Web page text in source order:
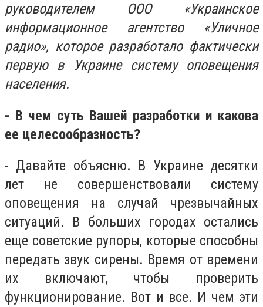
руководителем ООО «Украинское
информационное агентство «Уличное
радио», которое разработало фактически
первую в Украине систему оповещения
населения.
- В чем суть Вашей разработки и какова
ее целесообразность?
- Давайте объясню. В Украине десятки
лет не совершенствовали систему
оповещения на случай чрезвычайных
ситуаций. В больших городах остались
еще советские рупоры, которые способны
передать звук сирены. Время от времени
их включают, чтобы проверить
функционирование. Вот и все. И чем эти